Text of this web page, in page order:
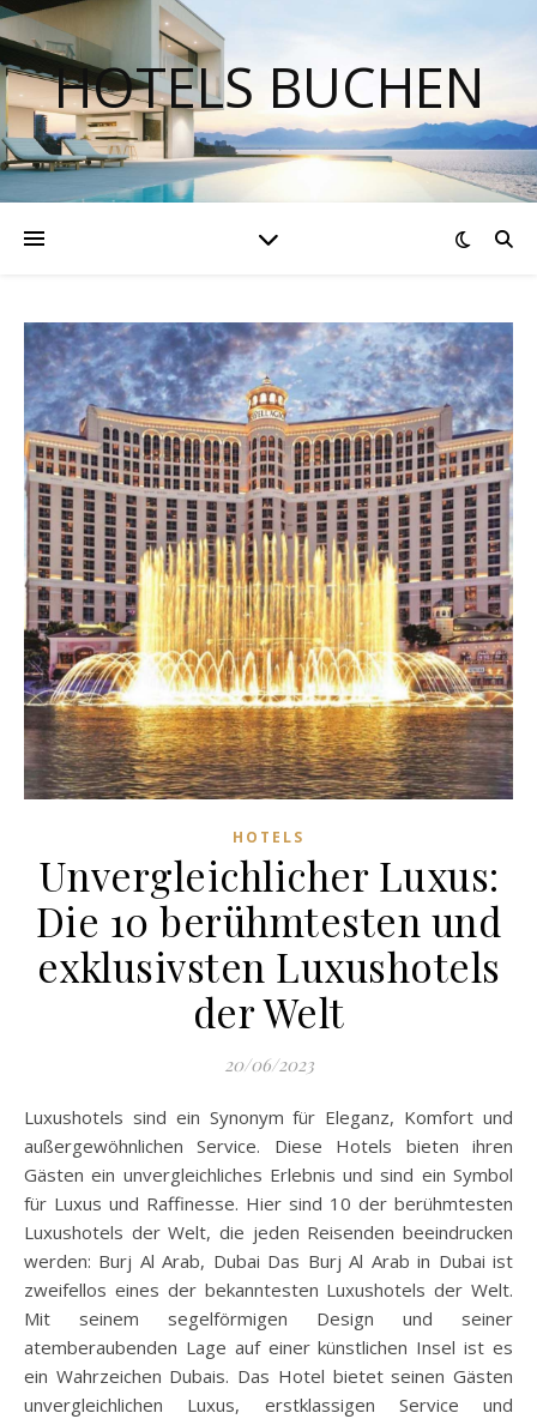
HOTELS BUCHEN
HOTELS
Unvergleichlicher Luxus:
Die 10 berühmtesten und
exklusivsten Luxushotels
der Welt
20/06/2023
Luxushotels sind ein Synonym für Eleganz, Komfort und
außergewöhnlichen Service. Diese Hotels bieten ihren
Gästen ein unvergleichliches Erlebnis und sind ein Symbol
für Luxus und Raffinesse. Hier sind 10 der berühmtesten
Luxushotels der Welt, die jeden Reisenden beeindrucken
werden: Burj Al Arab, Dubai Das Burj Al Arab in Dubai ist
zweifellos eines der bekanntesten Luxushotels der Welt.
Mit seinem segelförmigen Design und seiner
atemberaubenden Lage auf einer künstlichen Insel ist es
ein Wahrzeichen Dubais. Das Hotel bietet seinen Gästen
unvergleichlichen Luxus, erstklassigen Service und